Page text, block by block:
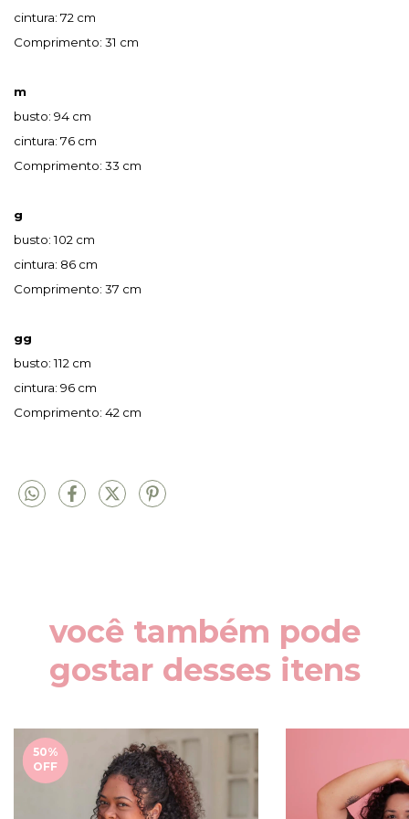
cintura: 72 cm
Comprimento: 31 cm
m
busto: 94 cm
cintura: 76 cm
Comprimento: 33 cm
g
busto: 102 cm
cintura: 86 cm
Comprimento: 37 cm
gg
busto: 112 cm
cintura: 96 cm
Comprimento: 42 cm
você também pode
gostar desses itens
50%
OFF